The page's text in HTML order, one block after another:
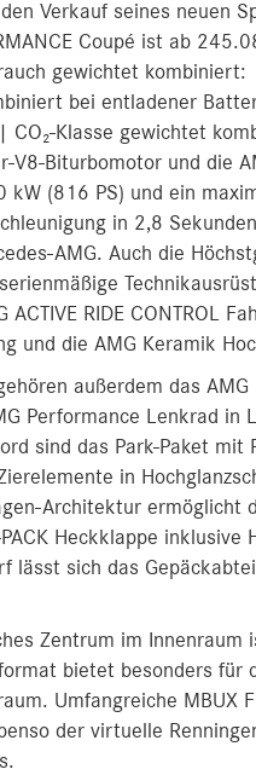
Verkauf seines neuen
Coupé ist ab
gewichtet
bei entladener
Klasse gewichtet
V8-Biturbomotor und die
kW (816 PS) und ein
in 2,8
AMG. Auch die
ACTIVE RIDE CONTROL
und die AMG Keramik
außerdem das AMG
Performance Lenkrad in
sind das Park-Paket
in
Architektur ermöglicht
Heckklappe inklusive
lässt sich das
Zentrum im
bietet besonders
Umfangreiche MBUX
der virtuelle